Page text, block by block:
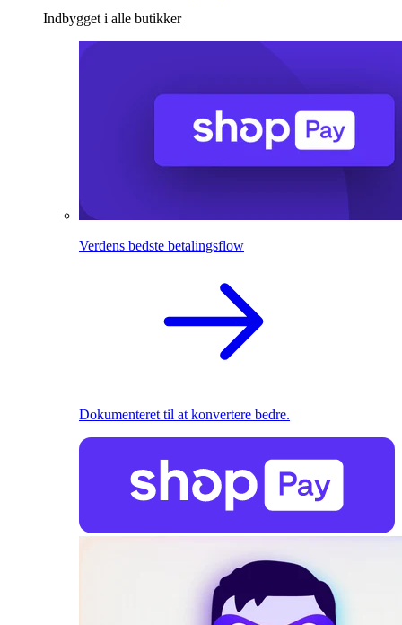
Indbygget i alle butikker
Verdens bedste betalingsflow
Dokumenteret til at konvertere bedre.